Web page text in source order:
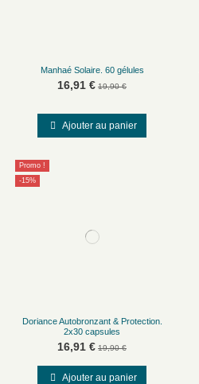
Manhaé Solaire. 60 gélules
16,91 € 19,90 €
Ajouter au panier
Promo !
-15%
Doriance Autobronzant & Protection.
2x30 capsules
16,91 € 19,90 €
Ajouter au panier